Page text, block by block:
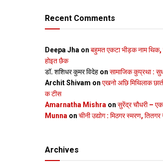
Recent Comments
Deepa Jha on बहुमत एकटा भीड़क नाम थिक,
होइत छैक
डॉ. शशिधर कुमर विदेह on सामाजिक कुप्रथा :
Archit Shivam on एखनो अछि मिथिलाक
क टीस
Amarnatha Mishra on सुरेंद्र चौधरी –
Munna on चीनी उद्योग : मिठगर स्‍मरण, तितगर
Archives